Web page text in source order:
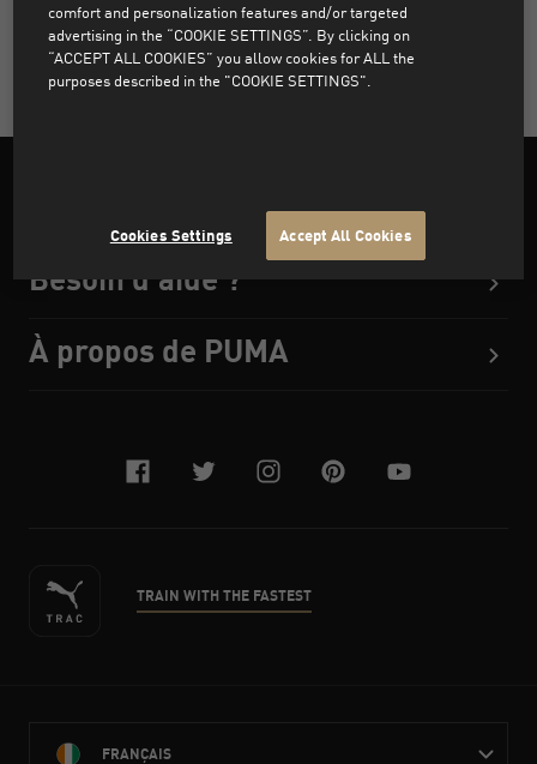
SUPPRIMER TOUS LES FILTRES
Besoin d'aide ?
À propos de PUMA
facebook
twitterinstagram
pinterest
youtube
TRAIN WITH THE FASTEST
FRANÇAIS
comfort and personalization features and/or targeted
advertising in the “COOKIE SETTINGS”. By clicking on
“ACCEPT ALL COOKIES” you allow cookies for ALL the
purposes described in the "COOKIE SETTINGS".
Cookies Settings Accept All Cookies